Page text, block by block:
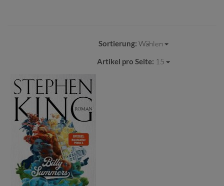
Sortierung: Wählen
Artikel pro Seite: 15